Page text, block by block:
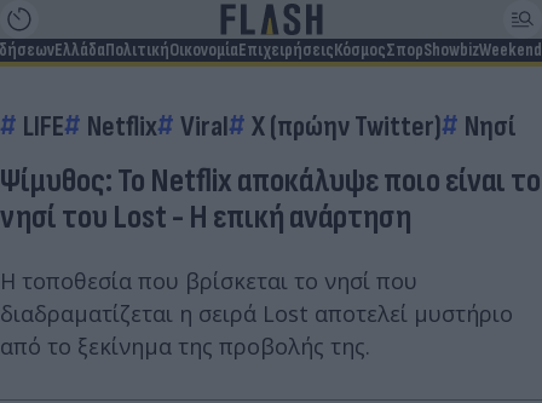
ΕλλάδαΠολιτικήΟικονομίαΕπιχειρήσειςΚόσμοςΣπορShowbizWeekend
LIFE Netflix Viral X (πρώην Twitter) Νησί
Ψίμυθος: Το Netflix αποκάλυψε ποιο είναι το
νησί του Lost - Η επική ανάρτηση
Η τοποθεσία που βρίσκεται το νησί που
διαδραματίζεται η σειρά Lost αποτελεί μυστήριο
από το ξεκίνημα της προβολής της.